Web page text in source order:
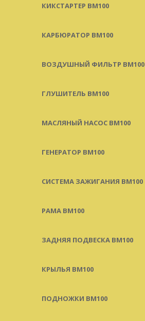
КИКСТАРТЕР BM100
КАРБЮРАТОР BM100
ВОЗДУШНЫЙ ФИЛЬТР BM100
ГЛУШИТЕЛЬ BM100
МАСЛЯНЫЙ НАСОС BM100
ГЕНЕРАТОР BM100
СИСТЕМА ЗАЖИГАНИЯ BM100
РАМА BM100
ЗАДНЯЯ ПОДВЕСКА BM100
КРЫЛЬЯ BM100
ПОДНОЖКИ BM100